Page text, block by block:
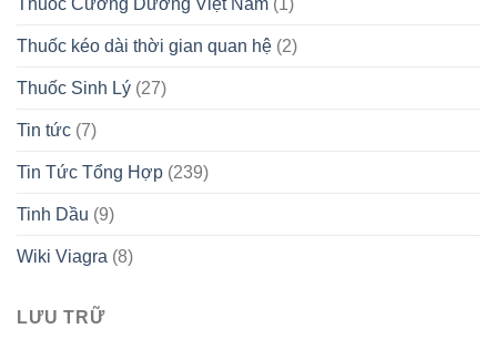
Thuốc kéo dài thời gian quan hệ (2)
Thuốc Sinh Lý (27)
Tin tức (7)
Tin Tức Tổng Hợp (239)
Tinh Dầu (9)
Wiki Viagra (8)
LƯU TRỮ